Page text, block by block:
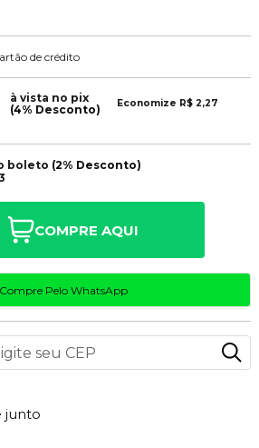
de crédito
à vista no pix
(4% Desconto)
Economize R$ 2,27
boleto (2% Desconto)
COMPRE AQUI
Pelo WhatsApp
junto